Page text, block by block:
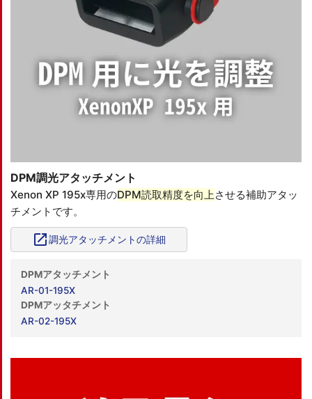
DPM調光アタッチメント
Xenon XP 195x専用のDPM読取精度を向上 させる補助アタッ
チメントです。
open_in_new調光アタッチメントの詳細
DPMアタッチメント
AR-01-195X
DPMアッタチメント
AR-02-195X